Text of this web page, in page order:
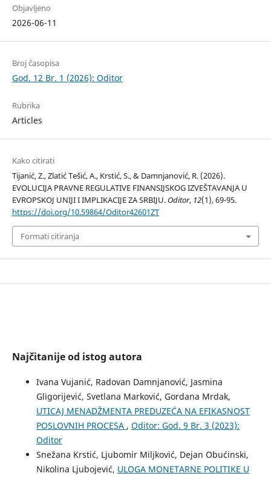
Objavljeno
2026-06-11
Broj časopisa
God. 12 Br. 1 (2026): Oditor
Rubrika
Articles
Kako citirati
Tijanić, Z., Zlatić Tešić, A., Krstić, S., & Damnjanović, R. (2026).
EVOLUCIJA PRAVNE REGULATIVE FINANSIJSKOG IZVEŠTAVANJA U
EVROPSKOJ UNIJI I IMPLIKACIJE ZA SRBIJU. Oditor, 12(1), 69-95.
https://doi.org/10.59864/Oditor42601ZT
Formati citiranja
Najčitanije od istog autora
Ivana Vujanić, Radovan Damnjanović, Jasmina
Gligorijević, Svetlana Marković, Gordana Mrdak,
UTICAJ MENADŽMENTA PREDUZEĆA NA EFIKASNOST
POSLOVNIH PROCESA , Oditor: God. 9 Br. 3 (2023):
Oditor
Snežana Krstić, Ljubomir Miljković, Dejan Obućinski,
Nikolina Ljubojević, ULOGA MONETARNE POLITIKE U